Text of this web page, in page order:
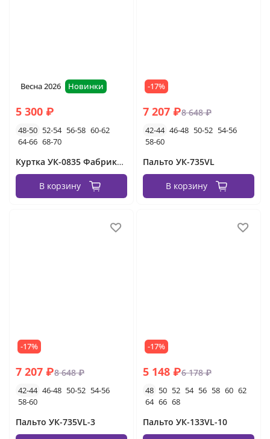
Весна 2026 Новинки
5 300 ₽
48-50 52-54 56-58 60-62
64-66 68-70
Куртка УК-0835 Фабрика Моды
В корзину
-17%
7 207 ₽8 648 ₽
42-44 46-48 50-52 54-56
58-60
Пальто УК-735VL
В корзину
-17%
7 207 ₽8 648 ₽
42-44 46-48 50-52 54-56
58-60
Пальто УК-735VL-3
-17%
5 148 ₽6 178 ₽
48 50 52 54 56 58 60 62
64 66 68
Пальто УК-133VL-10